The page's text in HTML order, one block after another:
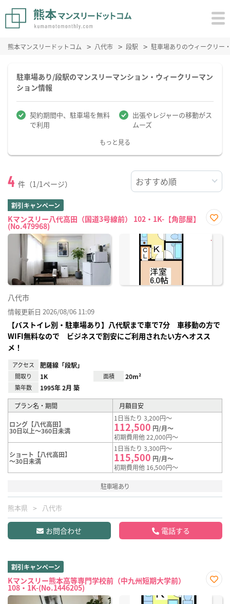
熊本マンスリードットコム 八代市 段駅 駐車場ありのウィークリー
駐車場あり/段駅のマンスリーマンション・ウィークリーマン
ション情報
契約期間中、駐車場を無料
で利用
出張やレジャーの移動がス
ムーズ
もっと見る
4 件（1/1ページ）
割引キャンペーン
Kマンスリー八代高田（国道3号線前） 102・1K-【角部屋】
(No.479968)
に入
り登
八代市
情報更新日 2026/08/06 11:09
【バストイレ別・駐車場あり】八代駅まで車で7分 車移動の方で
WIFI無料なので ビジネスで割安にご利用されたい方へオスス
メ！
アクセス 肥薩線「段駅」
間取り 1K 面積 20m²
築年数 1995年 2月 築
プラン名・期間 月額目安
ロング【八代高田】
30日以上～360日未満
1日当たり 3,200円～
112,500 円/月～
初期費用他 22,000円～
ショート【八代高田】
～30日未満
1日当たり 3,300円～
115,500 円/月～
初期費用他 16,500円～
駐車場あり
熊本県 八代市
お問合わせ 電話する
割引キャンペーン
Kマンスリー熊本高等専門学校前（中九州短期大学前）
108・1K-(No.1446205)
に入